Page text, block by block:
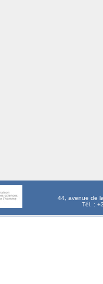
44, avenue de
Tél. :